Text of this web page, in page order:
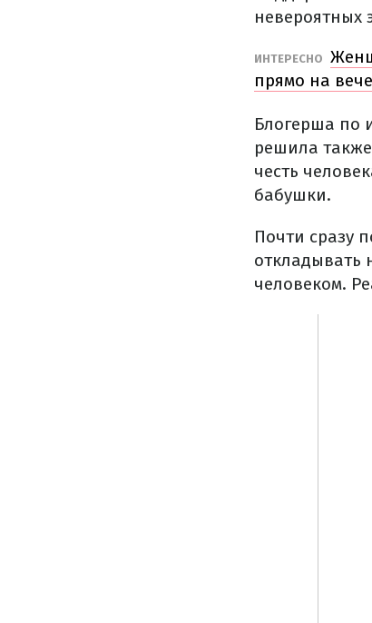
невероятных
ИНТЕРЕСНО
прямо на
Блогерша по
решила
честь
бабушки.
Почти сразу
откладывать
человеком.